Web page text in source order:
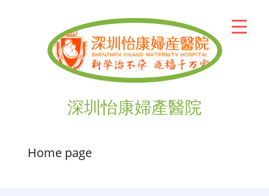
深圳怡康婦產醫院
Home page